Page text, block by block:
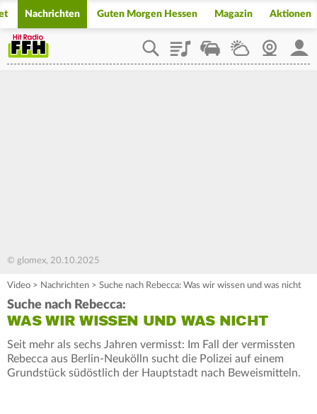
Nachrichten Guten Morgen Hessen Magazin Aktionen
PlaylistStaupilotWetterWebcam
© glomex, 20.10.2025
Video > Nachrichten > Suche nach Rebecca: Was wir wissen und was nicht
Suche nach Rebecca:
WAS WIR WISSEN UND WAS NICHT
Seit mehr als sechs Jahren vermisst: Im Fall der vermissten
Rebecca aus Berlin-Neukölln sucht die Polizei auf einem
Grundstück südöstlich der Hauptstadt nach Beweismitteln.